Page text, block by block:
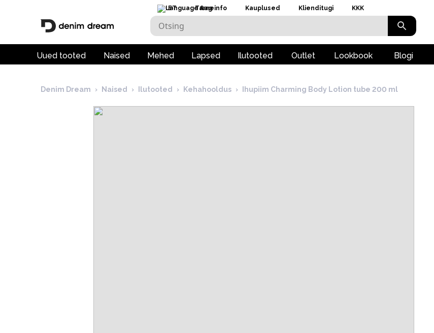
ET Tarneinfo Kauplused Klienditugi KKK
Uued tooted Naised Mehed Lapsed Ilutooted Outlet Lookbook Blogi
Denim Dream › Naised › Ilutooted › Kehahooldus › Ihupiim Charming Body Lotion tube 200 ml